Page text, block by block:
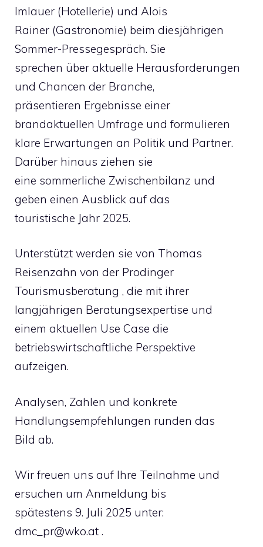
Imlauer (Hotellerie) und Alois
Rainer (Gastronomie) beim diesjährigen
Sommer-Pressegespräch. Sie
sprechen über aktuelle Herausforderungen
und Chancen der Branche,
präsentieren Ergebnisse einer
brandaktuellen Umfrage und formulieren
klare Erwartungen an Politik und Partner.
Darüber hinaus ziehen sie
eine sommerliche Zwischenbilanz und
geben einen Ausblick auf das
touristische Jahr 2025.
Unterstützt werden sie von Thomas
Reisenzahn von der Prodinger
Tourismusberatung , die mit ihrer
langjährigen Beratungsexpertise und
einem aktuellen Use Case die
betriebswirtschaftliche Perspektive
aufzeigen.
Analysen, Zahlen und konkrete
Handlungsempfehlungen runden das
Bild ab.
Wir freuen uns auf Ihre Teilnahme und
ersuchen um Anmeldung bis
spätestens 9. Juli 2025 unter:
dmc_pr@wko.at .